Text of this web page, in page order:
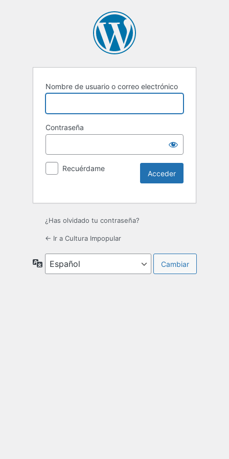
Nombre de usuario o correo electrónico
Contraseña
Recuérdame
¿Has olvidado tu contraseña?
← Ir a Cultura Impopular
Idioma